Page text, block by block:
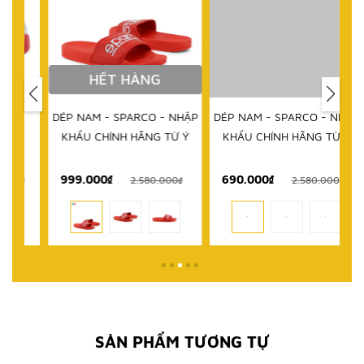
HẾT HÀNG
DÉP NAM - SPARCO - NHẬP
KHẨU CHÍNH HÃNG TỪ Ý
999.000₫ 2.580.000₫
DÉP NAM - SPARCO - NHẬP
KHẨU CHÍNH HÃNG TỪ Ý
690.000₫ 2.580.000₫
SẢN PHẨM TƯƠNG TỰ